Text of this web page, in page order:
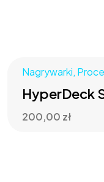
Nagrywarki,
HyperDeck
200,00 zł